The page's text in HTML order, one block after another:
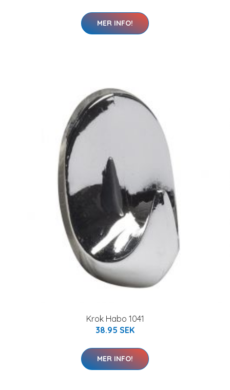
MER INFO!
Krok Habo 1041
38.95 SEK
MER INFO!